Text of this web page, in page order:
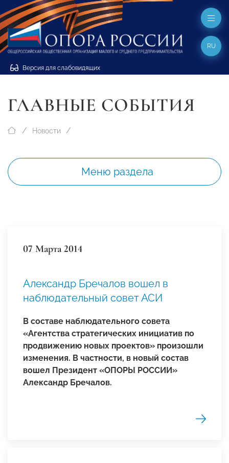
Версия для слабовидящих
RU
ГЛАВНЫЕ СОБЫТИЯ
Новости
Меню раздела
07 Марта 2014
Александр Бречалов вошел в
наблюдательный совет АСИ
В составе наблюдательного совета
«Агентства стратегических инициатив по
продвижению новых проектов» произошли
изменения. В частности, в новый состав
вошел Президент «ОПОРЫ РОССИИ»
Александр Бречалов.